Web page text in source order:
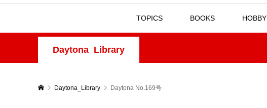
TOPICS BOOKS HOBBY
Daytona_Library
Daytona_Library Daytona No.169号